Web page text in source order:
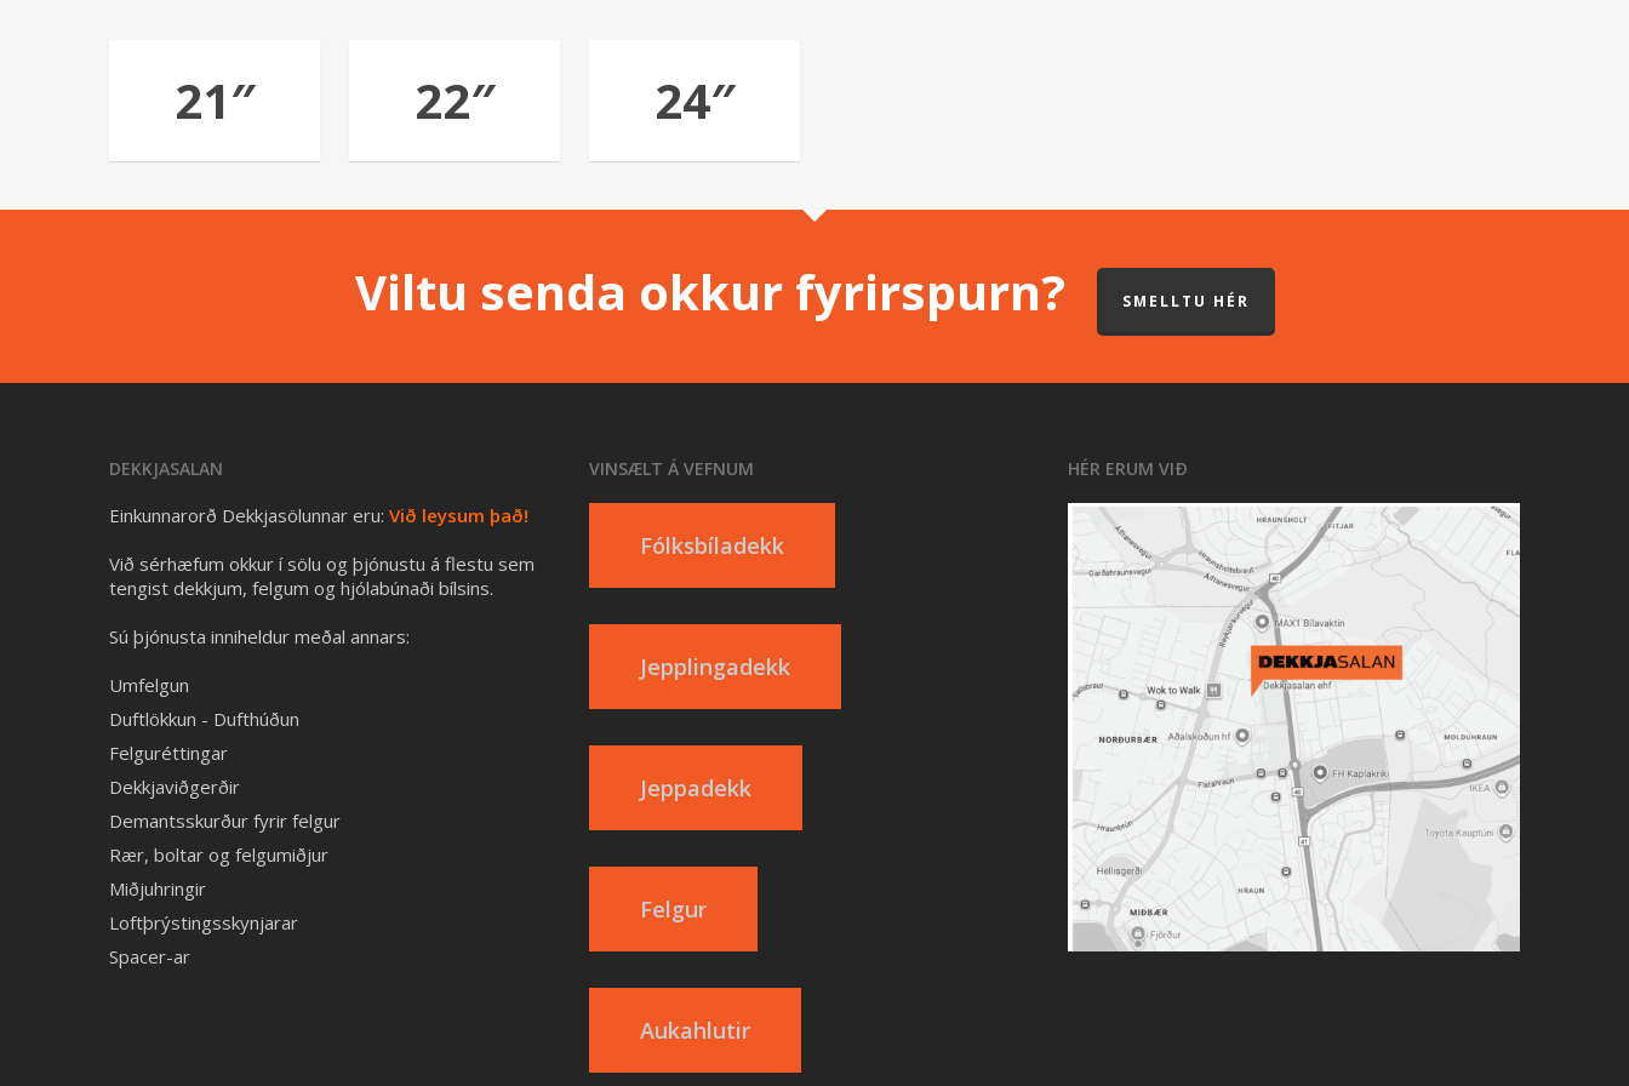
21″ 22″ 24″
Viltu senda okkur fyrirspurn? SMELLTU HÉR
DEKKJASALAN
Einkunnarorð Dekkjasölunnar eru: Við leysum það!
Við sérhæfum okkur í sölu og þjónustu á flestu sem
tengist dekkjum, felgum og hjólabúnaði bílsins.
Sú þjónusta inniheldur meðal annars:
Umfelgun
Duftlökkun - Dufthúðun
Felguréttingar
Dekkjaviðgerðir
Demantsskurður fyrir felgur
Rær, boltar og felgumiðjur
Miðjuhringir
Loftþrýstingsskynjarar
Spacer-ar
VINSÆLT Á VEFNUM
Fólksbíladekk
Jepplingadekk
Jeppadekk
Felgur
Aukahlutir
HÉR ERUM VIÐ